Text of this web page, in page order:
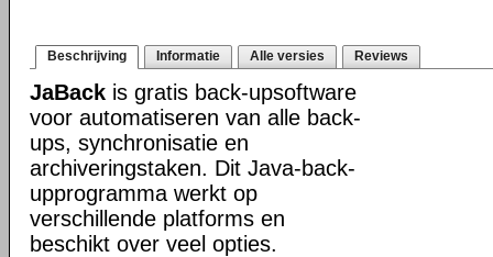
Beschrijving Informatie Alle versies Reviews
JaBack is gratis back-upsoftware
voor automatiseren van alle back-
ups, synchronisatie en
archiveringstaken. Dit Java-back-
upprogramma werkt op
verschillende platforms en
beschikt over veel opties.